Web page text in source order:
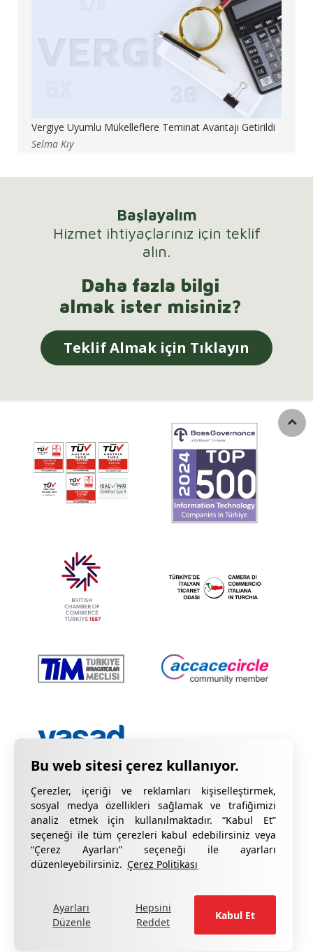
Çerezler, içeriği ve reklamları kişiselleştirmek,
sosyal medya özellikleri sağlamak ve trafiğimizi
analiz etmek için kullanılmaktadır. “Kabul Et”
seçeneği ile tüm çerezleri kabul edebilirsiniz veya
“Çerez Ayarları” seçeneği ile ayarları
düzenleyebilirsiniz. Çerez Politikası
Ayarları
Düzenle
Hepsini
Reddet
Kabul Et
Vergiye Uyumlu Mükelleflere Teminat Avantajı Getirildi
Selma Kıy
Başlayalım
Hizmet ihtiyaçlarınız için teklif
alın.
Daha fazla bilgi
almak ister misiniz?
Teklif Almak için Tıklayın
Gizlilik Bildirimi
KVKK Hakkında Bilgilendirme
Şikâyetleriniz için lütfen formu doldurun .